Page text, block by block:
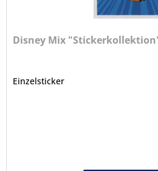
Disney Mix
Einzelsticker